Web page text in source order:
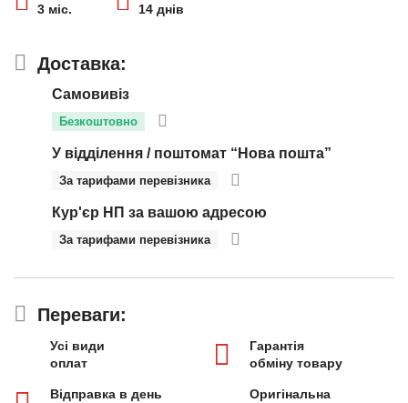
3 міс.
14 днів
Доставка:
Самовивіз
Безкоштовно
У відділення / поштомат “Нова пошта”
За тарифами перевізника
Кур'єр НП за вашою адресою
За тарифами перевізника
Переваги:
Усі види
оплат
Гарантія
обміну товару
Відправка в день
Оригінальна